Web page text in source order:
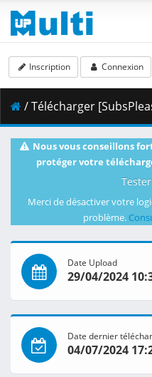
Inscription Connexion
/ Télécharger [SubsPlease] Knights of the Zodiac - Saint Seiya S2 Part
Nous vous conseillons
protéger votre
Merci de désactiver votre
problème.
Date Upload
29/04/2024
Date dernier
04/07/2024